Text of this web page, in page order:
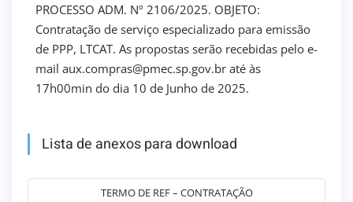
PROCESSO ADM. Nº 2106/2025. OBJETO:
Contratação de serviço especializado para emissão
de PPP, LTCAT. As propostas serão recebidas pelo e-
mail aux.compras@pmec.sp.gov.br até às
17h00min do dia 10 de Junho de 2025.
Lista de anexos para download
TERMO DE REF – CONTRATAÇÃO